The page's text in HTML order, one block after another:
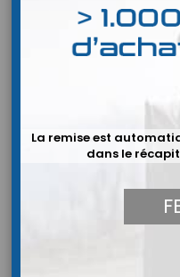
La remise est
dans le